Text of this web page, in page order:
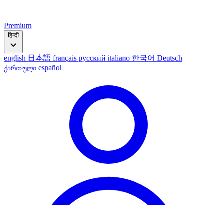
Premium
हिन्दी
english 日本語 français русский italiano 한국어 Deutsch
ქართული español